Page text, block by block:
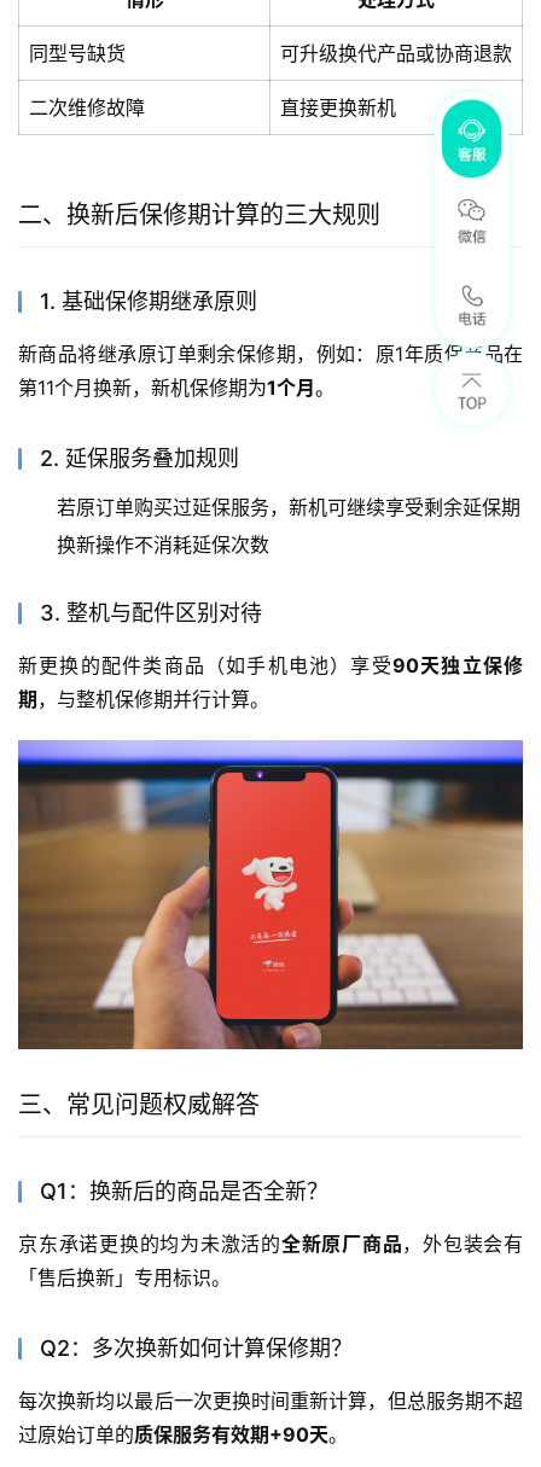
同型号缺货 可升级换代产品或协商退款
二次维修故障 直接更换新机
二、换新后保修期计算的三大规则
1. 基础保修期继承原则
新商品将继承原订单剩余保修期，例如：原1年质保商品在
第11个月换新，新机保修期为1个月。
2. 延保服务叠加规则
若原订单购买过延保服务，新机可继续享受剩余延保期
换新操作不消耗延保次数
3. 整机与配件区别对待
新更换的配件类商品（如手机电池）享受90天独立保修
期，与整机保修期并行计算。
三、常见问题权威解答
Q1：换新后的商品是否全新？
京东承诺更换的均为未激活的全新原厂商品，外包装会有
「售后换新」专用标识。
Q2：多次换新如何计算保修期？
每次换新均以最后一次更换时间重新计算，但总服务期不超
过原始订单的质保服务有效期+90天。